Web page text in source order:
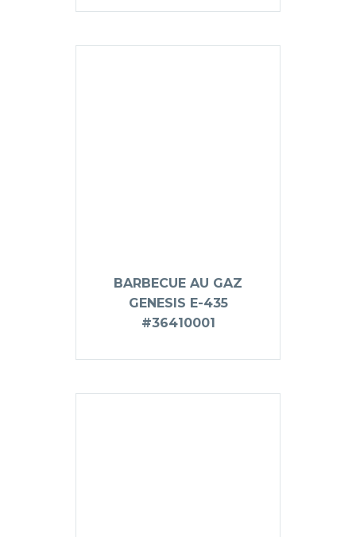
BARBECUE AU GAZ
GENESIS E-435
#36410001